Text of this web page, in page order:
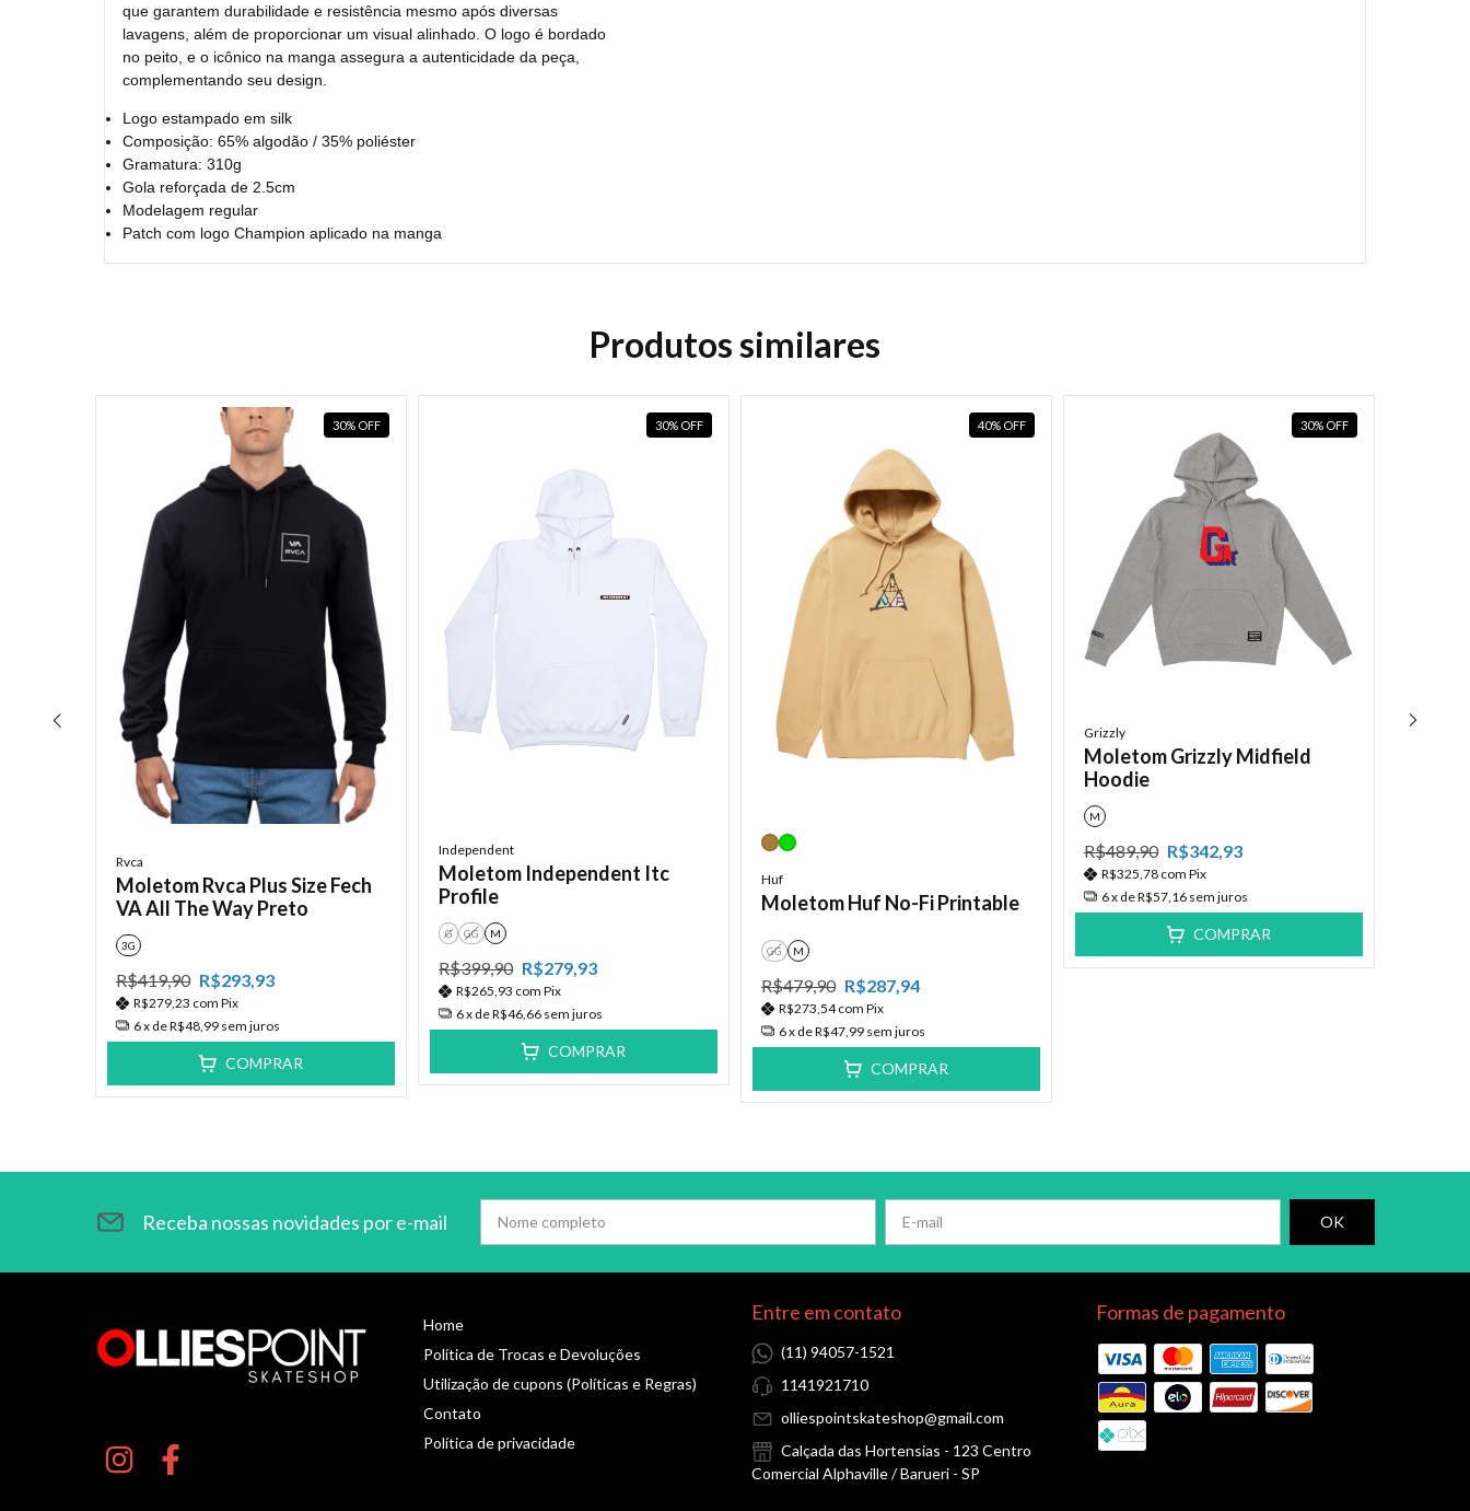
que garantem durabilidade e resistência mesmo após diversas
lavagens, além de proporcionar um visual alinhado. O logo é bordado
no peito, e o icônico na manga assegura a autenticidade da peça,
complementando seu design.
Logo estampado em silk
Composição: 65% algodão / 35% poliéster
Gramatura: 310g
Gola reforçada de 2.5cm
Modelagem regular
Patch com logo Champion aplicado na manga
Produtos similares
30% OFF
Rvca
Moletom Rvca Plus Size Fech
VA All The Way Preto
3G
R$419,90 R$293,93
R$279,23 com Pix
6x deR$48,99 sem juros
COMPRAR
30% OFF
Independent
Moletom Independent Itc
Profile
G GG M
R$399,90 R$279,93
R$265,93 com Pix
6x deR$46,66 sem juros
COMPRAR
40% OFF
Huf
Moletom Huf No-Fi Printable
GG M
R$479,90 R$287,94
R$273,54com Pix
6x deR$47,99 sem juros
COMPRAR
30% OFF
Grizzly
Moletom Grizzly Midfield
Hoodie
M
R$489,90 R$342,93
R$325,78 com Pix
6x deR$57,16 sem juros
COMPRAR
Receba nossas novidades por e-mail
Home
Política de Trocas e Devoluções
Utilização de cupons (Políticas e Regras)
Contato
Política de privacidade
Entre em contato
(11) 94057-1521
1141921710
olliespointskateshop@gmail.com
Calçada das Hortensias - 123 Centro
Comercial Alphaville / Barueri - SP
Formas de pagamento